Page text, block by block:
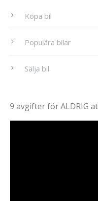
Köpa bil
Populära bilar
Sälja bil
9 avgifter för ALDRIG